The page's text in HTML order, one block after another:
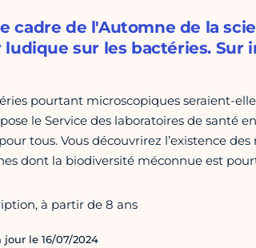
cadre de l'Automne de la
ludique sur les bactéries. Sur
pourtant microscopiques seraient-
le Service des laboratoires de santé
tous. Vous découvrirez l’existence
dont la biodiversité méconnue est
à partir de 8 ans
jour le 16/07/2024